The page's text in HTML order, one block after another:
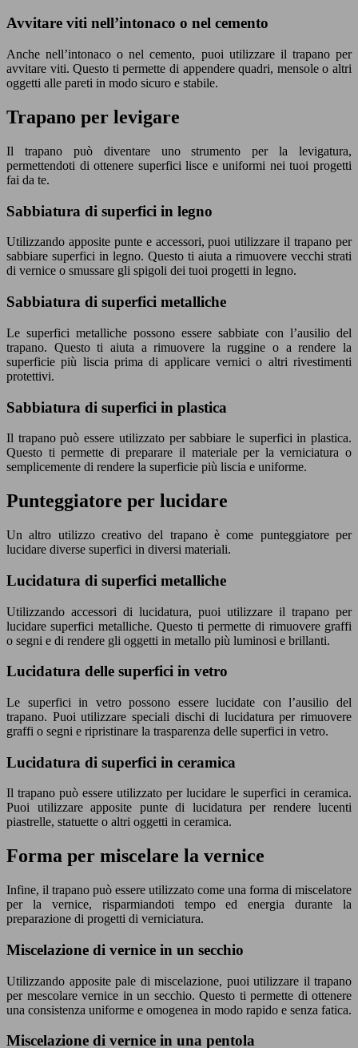
Avvitare viti nell’intonaco o nel cemento
Anche nell’intonaco o nel cemento, puoi utilizzare il trapano per
avvitare viti. Questo ti permette di appendere quadri, mensole o altri
oggetti alle pareti in modo sicuro e stabile.
Trapano per levigare
Il trapano può diventare uno strumento per la levigatura,
permettendoti di ottenere superfici lisce e uniformi nei tuoi progetti
fai da te.
Sabbiatura di superfici in legno
Utilizzando apposite punte e accessori, puoi utilizzare il trapano per
sabbiare superfici in legno. Questo ti aiuta a rimuovere vecchi strati
di vernice o smussare gli spigoli dei tuoi progetti in legno.
Sabbiatura di superfici metalliche
Le superfici metalliche possono essere sabbiate con l’ausilio del
trapano. Questo ti aiuta a rimuovere la ruggine o a rendere la
superficie più liscia prima di applicare vernici o altri rivestimenti
protettivi.
Sabbiatura di superfici in plastica
Il trapano può essere utilizzato per sabbiare le superfici in plastica.
Questo ti permette di preparare il materiale per la verniciatura o
semplicemente di rendere la superficie più liscia e uniforme.
Punteggiatore per lucidare
Un altro utilizzo creativo del trapano è come punteggiatore per
lucidare diverse superfici in diversi materiali.
Lucidatura di superfici metalliche
Utilizzando accessori di lucidatura, puoi utilizzare il trapano per
lucidare superfici metalliche. Questo ti permette di rimuovere graffi
o segni e di rendere gli oggetti in metallo più luminosi e brillanti.
Lucidatura delle superfici in vetro
Le superfici in vetro possono essere lucidate con l’ausilio del
trapano. Puoi utilizzare speciali dischi di lucidatura per rimuovere
graffi o segni e ripristinare la trasparenza delle superfici in vetro.
Lucidatura di superfici in ceramica
Il trapano può essere utilizzato per lucidare le superfici in ceramica.
Puoi utilizzare apposite punte di lucidatura per rendere lucenti
piastrelle, statuette o altri oggetti in ceramica.
Forma per miscelare la vernice
Infine, il trapano può essere utilizzato come una forma di miscelatore
per la vernice, risparmiandoti tempo ed energia durante la
preparazione di progetti di verniciatura.
Miscelazione di vernice in un secchio
Utilizzando apposite pale di miscelazione, puoi utilizzare il trapano
per mescolare vernice in un secchio. Questo ti permette di ottenere
una consistenza uniforme e omogenea in modo rapido e senza fatica.
Miscelazione di vernice in una pentola